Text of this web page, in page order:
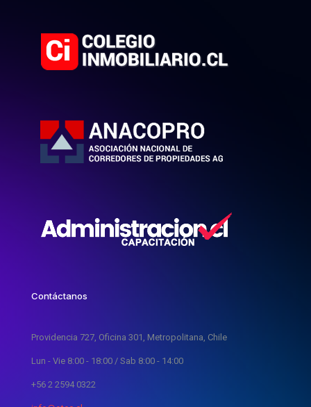
Contáctanos
Providencia 727, Oficina 301, Metropolitana, Chile
Lun - Vie 8:00 - 18:00 / Sab 8:00 - 14:00
+56 2 2594 0322